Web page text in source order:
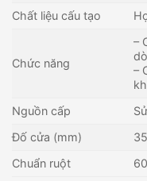
Chất liệu cấu tạo
Chức năng
–
–
Nguồn cấp
Đố cửa (mm)
Chuẩn ruột